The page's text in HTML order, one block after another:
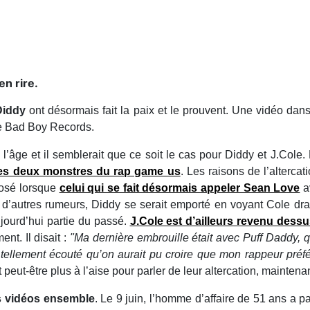
rire.
ont désormais fait la paix et le prouvent. Une vidéo
Bad Boy Records.
et il semblerait que ce soit le cas pour Diddy et J.Cole.
deux monstres du rap game us. Les raisons de
lorsque celui qui se fait désormais appeler Sean Love
rumeurs, Diddy se serait emporté en voyant Cole
partie du passé. J.Cole est d’ailleurs revenu
Il disait : "Ma dernière embrouille était avec Puff Daddy,
écouté qu’on aurait pu croire que mon rappeur
peut-être plus à l’aise pour parler de leur altercation,
vidéos ensemble. Le 9 juin, l’homme d’affaire de 51 ans a